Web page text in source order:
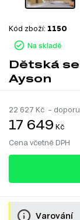
Na skladě
Kód zboží: 1150
Dětská
Ayson
22 627 Kč –
17 649 Kč
Cena včetně DPH
Varování